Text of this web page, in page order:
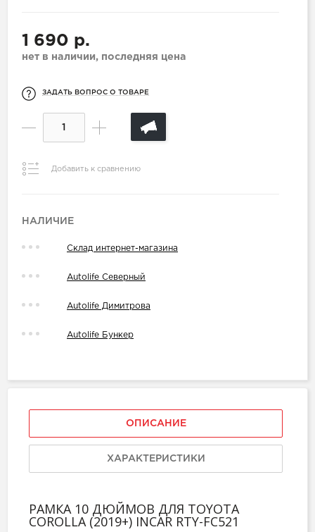
1 690 р.
нет в наличии, последняя цена
ЗАДАТЬ ВОПРОС О ТОВАРЕ
Добавить к сравнению
НАЛИЧИЕ
Склад интернет-магазина
Autolife Северный
Autolife Димитрова
Autolife Бункер
ОПИСАНИЕ
ХАРАКТЕРИСТИКИ
РАМКА 10 ДЮЙМОВ ДЛЯ TOYOTA
COROLLA (2019+) INCAR RTY-FC521